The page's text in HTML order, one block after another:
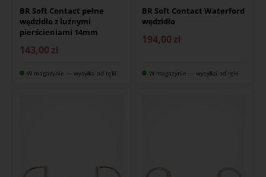
BR Soft Contact pełne
wędzidło z luźnymi
pierścieniami 14mm
143,00 zł
W magazynie — wysyłka od ręki
BR Soft Contact Waterford
wędzidło
194,00 zł
W magazynie — wysyłka od ręki